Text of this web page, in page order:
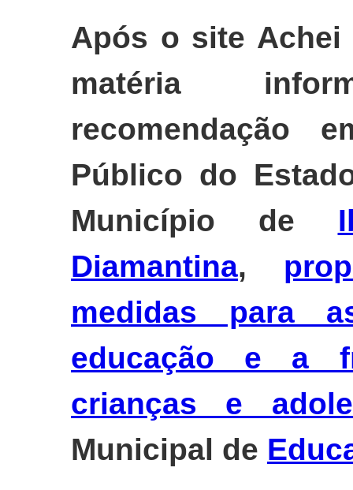
Após o site Achei
matéria
recomendação
Público do
Município de
Diamantina,
medidas para
educação e a
crianças e
Municipal de